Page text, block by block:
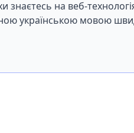
знаєтесь на веб-
українською мовою